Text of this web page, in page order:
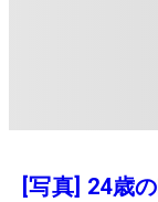
[写真] 24歳